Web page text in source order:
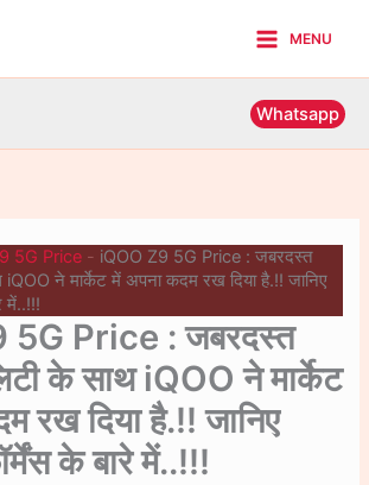
Menu
MENU
Whatsapp
5G Price - iQOO Z9 5G Price : जबरदस्त
iQOO ने मार्केट में अपना कदम रख दिया है.!! जानिए
में..!!!
5G Price : जबरदस्त
के साथ iQOO ने मार्केट
रख दिया है.!! जानिए
के बारे में..!!!